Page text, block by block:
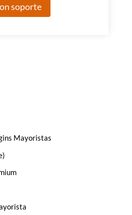
soporte
Mayoristas